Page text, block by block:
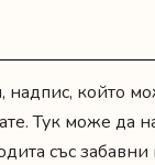
надпис,
Тук може
със забавни